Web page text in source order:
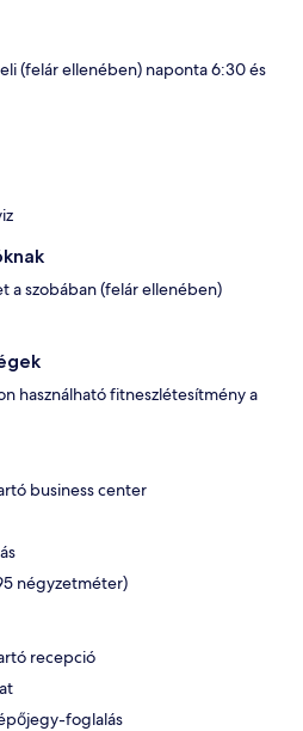
(felár ellenében) naponta 6:30 és
a szobában (felár ellenében)
használható fitneszlétesítmény a
business center
négyzetméter)
recepció
foglalás